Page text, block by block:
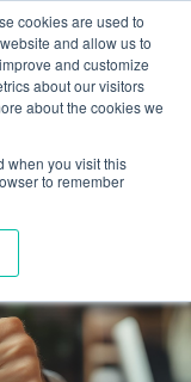
cookies are used to
and allow us to
and customize
about our visitors
about the cookies we
when you visit this
to remember
FR